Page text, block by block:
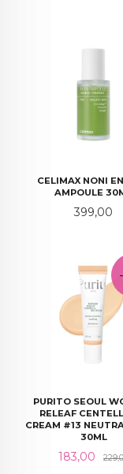
CELIMAX NONI
AMPOULE
Pris
399,00
PURITO SEOUL
RELEAF
CREAM #13
30ML
Tilbud
183,00